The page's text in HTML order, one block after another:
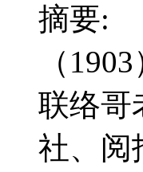
摘要:
（
联络哥
社、